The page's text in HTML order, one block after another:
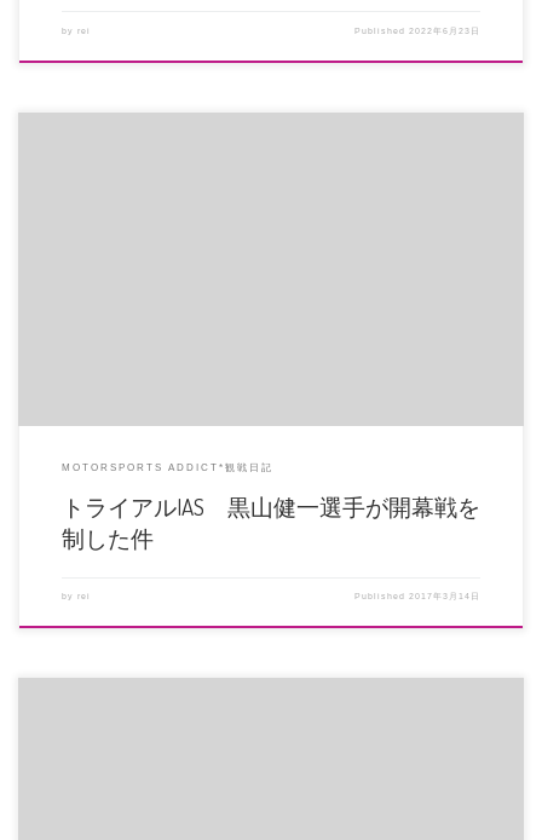
by rei Published2022年6月23日
MOTORSPORTS ADDICT*観戦日記
トライアルIAS 黒山健一選手が開幕戦を
制した件
by rei Published2017年3月14日